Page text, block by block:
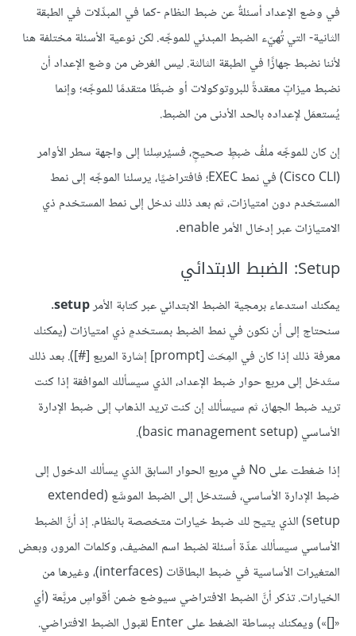
في وضع الإعداد أسئلةٌ عن ضبط النظام -كما في المبدِّلات في الطبقة
الثانية- التي تُهيّء الضبط المبدئي للموجِّه. لكن نوعية الأسئلة مختلفة هنا
لأننا نضبط جهازًا في الطبقة الثالثة. ليس الغرض من وضع الإعداد أن
نضبط ميزاتٍ معقدةً للبروتوكولات أو ضبطًا متقدمًا للموجِّه؛ وإنما
يُستعمَل لإعداده بالحد الأدنى من الضبط.
إن كان للموجِّه ملفُ ضبطٍ صحيحٍ، فسيُرسِلنا إلى واجهة سطر الأوامر
(Cisco CLI) في نمط EXEC؛ فافتراضيًا، يرسلنا الموجِّه إلى نمط
المستخدم دون امتيازات، ثم بعد ذلك ندخل إلى نمط المستخدم ذي
الامتيازات عبر إدخال الأمر enable.
Setup: الضبط الابتدائي
يمكنك استدعاء برمجية الضبط الابتدائي عبر كتابة الأمرsetup
.
سنحتاج إلى أن نكون في نمط الضبط بمستخدمٍ ذي امتيازات (يمكنك
معرفة ذلك إذا كان في المِحَث [prompt] إشارة المربع [#]). بعد ذلك
ستَدخل إلى مربع حوار ضبط الإعداد، الذي سيسألك الموافقة إذا كنت
تريد ضبط الجهاز، ثم سيسألك إن كنت تريد الذهاب إلى ضبط الإدارة
الأساسي (basic management setup).
إذا ضغطت على No في مربع الحوار السابق الذي يسألك الدخول إلى
ضبط الإدارة الأساسي، فستدخل إلى الضبط الموسَّع (extended
setup) الذي يتيح لك ضبط خيارات متخصصة بالنظام. إذ أنَّ الضبط
الأساسي سيسألك عدِّة أسئلة لضبط اسم المضيف، وكلمات المرور، وبعض
المتغيرات الأساسية في ضبط البطاقات (interfaces)، وغيرها من
الخيارات. تذكر أنَّ الضبط الافتراضي سيوضع ضمن أقواسٍ مربَّعة (أي
«[]») ويمكنك ببساطة الضغط على Enter لقبول الضبط الافتراضي.